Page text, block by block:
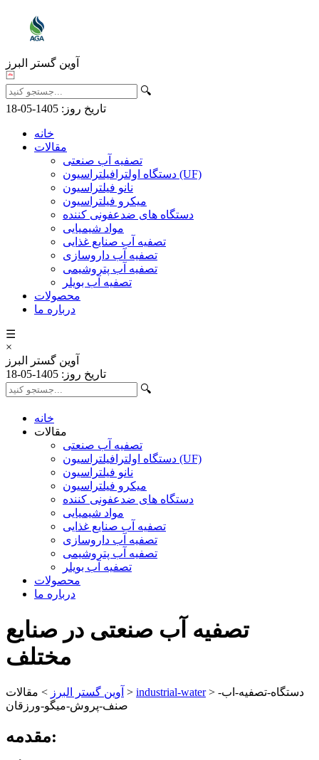
آوین گستر البرز
مقاله
🔍
تاریخ روز: 1405-05-18
خانه
مقالات
تصفیه آب صنعتی
دستگاه اولترافیلتراسیون (UF)
نانو فیلتراسیون
میکرو فیلتراسیون
دستگاه های ضدعفونی کننده
مواد شیمیایی
تصفیه آب صنایع غذایی
تصفیه آب داروسازی
تصفیه آب پتروشیمی
تصفیه آب بویلر
محصولات
درباره ما
☰
×
آوین گستر البرز
تاریخ روز: 1405-05-18
🔍
خانه
مقالات
تصفیه آب صنعتی
دستگاه اولترافیلتراسیون (UF)
نانو فیلتراسیون
میکرو فیلتراسیون
دستگاه های ضدعفونی کننده
مواد شیمیایی
تصفیه آب صنایع غذایی
تصفیه آب داروسازی
تصفیه آب پتروشیمی
تصفیه آب بویلر
محصولات
درباره ما
تصفیه آب صنعتی در صنایع
مختلف
آوین گستر البرز > مقالات > industrial-water> دستگاه-تصفیه-اب-
صنف-پروش-میگو-ورزقان
مقدمه: